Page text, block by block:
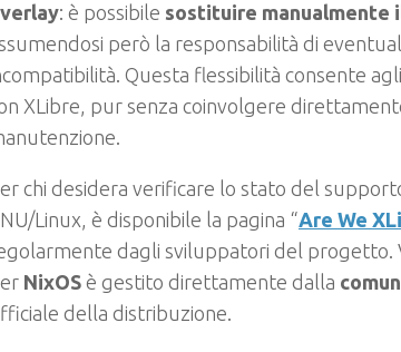
: è possibile sostituire manualmente
però la responsabilità di
Questa flessibilità consente
XLibre, pur senza coinvolgere
chi desidera verificare lo stato del
Linux, è disponibile la pagina “Are We
dagli sviluppatori del progetto.
NixOS è gestito direttamente dalla
della distribuzione.